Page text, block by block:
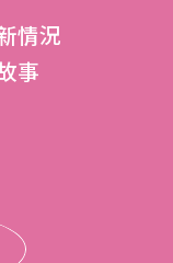
情況
事